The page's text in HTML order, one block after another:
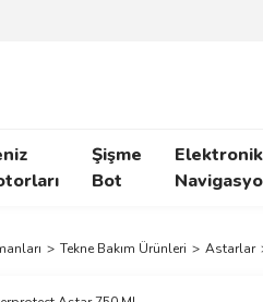
Şişme
Bot
Tekne Bakım Ürünleri Astarlar